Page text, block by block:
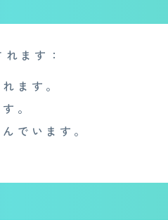
ます：
ます。
。
でいます。